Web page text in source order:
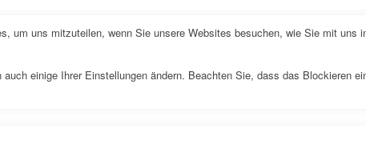
um uns mitzuteilen, wenn Sie unsere Websites besuchen, wie Sie mit uns
einige Ihrer Einstellungen ändern. Beachten Sie, dass das Blockieren